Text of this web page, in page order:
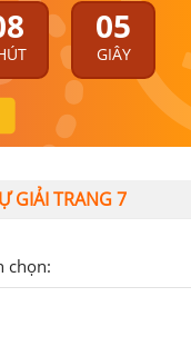
04
GIÂY
GIẢI TRANG 7
chọn: